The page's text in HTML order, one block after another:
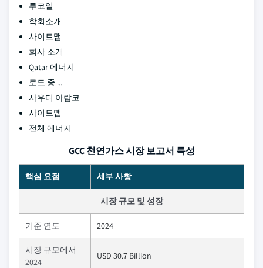
루코일
학회소개
사이트맵
회사 소개
Qatar 에너지
로드 중 ...
사우디 아람코
사이트맵
전체 에너지
GCC 천연가스 시장 보고서 특성
핵심 요점 세부 사항
시장 규모 및 성장
기준 연도 2024
시장 규모에서
2024
USD 30.7 Billion